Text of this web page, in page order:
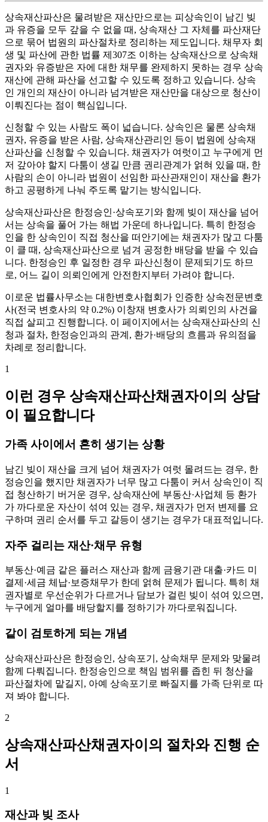
상속재산파산은 물려받은 재산만으로는 피상속인이 남긴 빚
과 유증을 모두 갚을 수 없을 때, 상속재산 그 자체를 파산재단
으로 묶어 법원의 파산절차로 정리하는 제도입니다. 채무자 회
생 및 파산에 관한 법률 제307조 이하는 상속재산으로 상속채
권자와 유증받은 자에 대한 채무를 완제하지 못하는 경우 상속
재산에 관해 파산을 선고할 수 있도록 정하고 있습니다. 상속
인 개인의 재산이 아니라 넘겨받은 재산만을 대상으로 청산이
이뤄진다는 점이 핵심입니다.
신청할 수 있는 사람도 폭이 넓습니다. 상속인은 물론 상속채
권자, 유증을 받은 사람, 상속재산관리인 등이 법원에 상속재
산파산을 신청할 수 있습니다. 채권자가 여럿이고 누구에게 먼
저 갚아야 할지 다툼이 생길 만큼 권리관계가 얽혀 있을 때, 한
사람의 손이 아니라 법원이 선임한 파산관재인이 재산을 환가
하고 공평하게 나눠 주도록 맡기는 방식입니다.
상속재산파산은 한정승인·상속포기와 함께 빚이 재산을 넘어
서는 상속을 풀어 가는 해법 가운데 하나입니다. 특히 한정승
인을 한 상속인이 직접 청산을 떠안기에는 채권자가 많고 다툼
이 클 때, 상속재산파산으로 넘겨 공정한 배당을 받을 수 있습
니다. 한정승인 후 일정한 경우 파산신청이 문제되기도 하므
로, 어느 길이 의뢰인에게 안전한지부터 가려야 합니다.
이로운 법률사무소는 대한변호사협회가 인증한 상속전문변호
사(전국 변호사의 약 0.2%) 이창재 변호사가 의뢰인의 사건을
직접 살피고 진행합니다. 이 페이지에서는 상속재산파산의 신
청과 절차, 한정승인과의 관계, 환가·배당의 흐름과 유의점을
차례로 정리합니다.
1
이런 경우 상속재산파산채권자이의 상담
이 필요합니다
가족 사이에서 흔히 생기는 상황
남긴 빚이 재산을 크게 넘어 채권자가 여럿 몰려드는 경우, 한
정승인을 했지만 채권자가 너무 많고 다툼이 커서 상속인이 직
접 청산하기 버거운 경우, 상속재산에 부동산·사업체 등 환가
가 까다로운 자산이 섞여 있는 경우, 채권자가 먼저 변제를 요
구하며 권리 순서를 두고 갈등이 생기는 경우가 대표적입니다.
자주 걸리는 재산·채무 유형
부동산·예금 같은 플러스 재산과 함께 금융기관 대출·카드 미
결제·세금 체납·보증채무가 한데 얽혀 문제가 됩니다. 특히 채
권자별로 우선순위가 다르거나 담보가 걸린 빚이 섞여 있으면,
누구에게 얼마를 배당할지를 정하기가 까다로워집니다.
같이 검토하게 되는 개념
상속재산파산은 한정승인, 상속포기, 상속채무 문제와 맞물려
함께 다뤄집니다. 한정승인으로 책임 범위를 좁힌 뒤 청산을
파산절차에 맡길지, 아예 상속포기로 빠질지를 가족 단위로 따
져 봐야 합니다.
2
상속재산파산채권자이의 절차와 진행 순
서
1
재산과 빚 조사